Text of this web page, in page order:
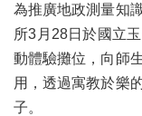
快
報
機
關
簡
為推廣地政測量知
所3月28日於國立
動體驗攤位，向師
用，透過寓教於樂
子。